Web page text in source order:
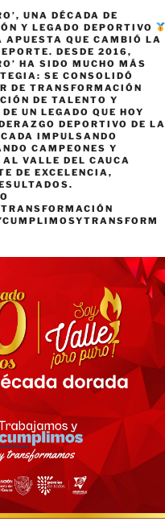
UNA DÉCADA DE
Y LEGADO DEPORTIVO
APUESTA QUE CAMBIÓ LA
DESDE 2016,
HA SIDO MUCHO MÁS
SE CONSOLIDÓ
DE TRANSFORMACIÓN
DE TALENTO Y
UN LEGADO QUE HOY
DEPORTIVO DE LA
IMPULSANDO
CAMPEONES Y
VALLE DEL CAUCA
DE EXCELENCIA,